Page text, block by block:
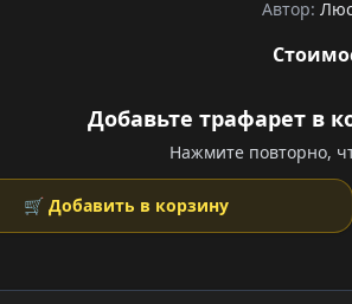
Автор:
Добавьте трафарет в
Нажмите повторно,
🛒 Добавить в корзину